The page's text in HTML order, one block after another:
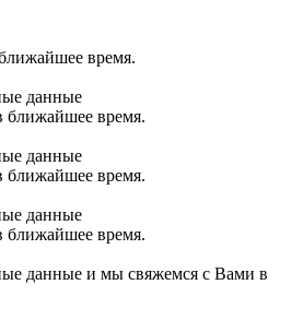
время.
данные
ближайшее время.
данные
ближайшее время.
данные
ближайшее время.
данные и мы свяжемся с Вами в